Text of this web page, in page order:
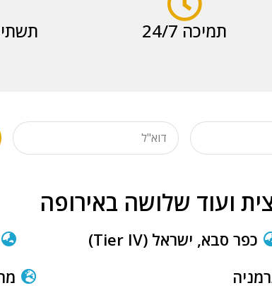
תמיכה 24/7
ועוד שלושה באירופה
כפר סבא, ישראל (Tier IV)